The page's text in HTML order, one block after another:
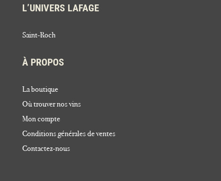
L’UNIVERS LAFAGE
Saint-Roch
À PROPOS
La boutique
Où trouver nos vins
Mon compte
Conditions générales de ventes
Contactez-nous